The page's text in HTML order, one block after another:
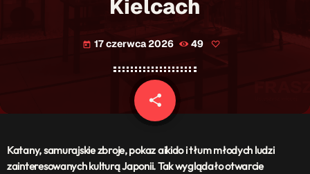
Podcasty
Kielcach
today 17 czerwca 2026 49
share
email
Katany, samurajskie zbroje, pokaz aikido i tłum młodych ludzi
zainteresowanych kulturą Japonii. Tak wyglądało otwarcie